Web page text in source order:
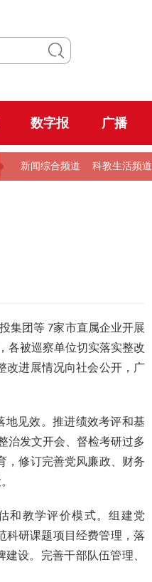
数字报 广播
新闻综合频道 科教生活频道
集团等7家市直属企业开展
各被巡察单位切实落实整改
改进展情况向社会公开，广
地见效。推进绩效考评和基
治发文开会、督检考研过多
，修订完善党风廉政、财务
和教学评价模式。组建党
科研课题项目经费管理，落
设。完善干部队伍管理、